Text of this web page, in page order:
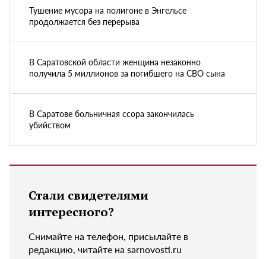
Тушение мусора на полигоне в Энгельсе
продолжается без перерыва
В Саратовской области женщина незаконно
получила 5 миллионов за погибшего на СВО сына
В Саратове больничная ссора закончилась
убийством
Стали свидетелями
интересного?
Снимайте на телефон, присылайте в
редакцию, читайте на sarnovosti.ru